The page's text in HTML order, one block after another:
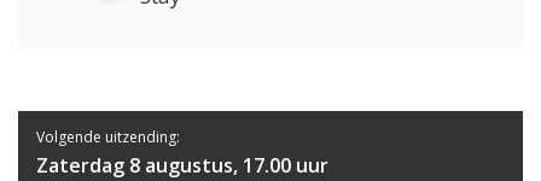
Volgende uitzending:
Zaterdag 8 augustus, 17.00 uur